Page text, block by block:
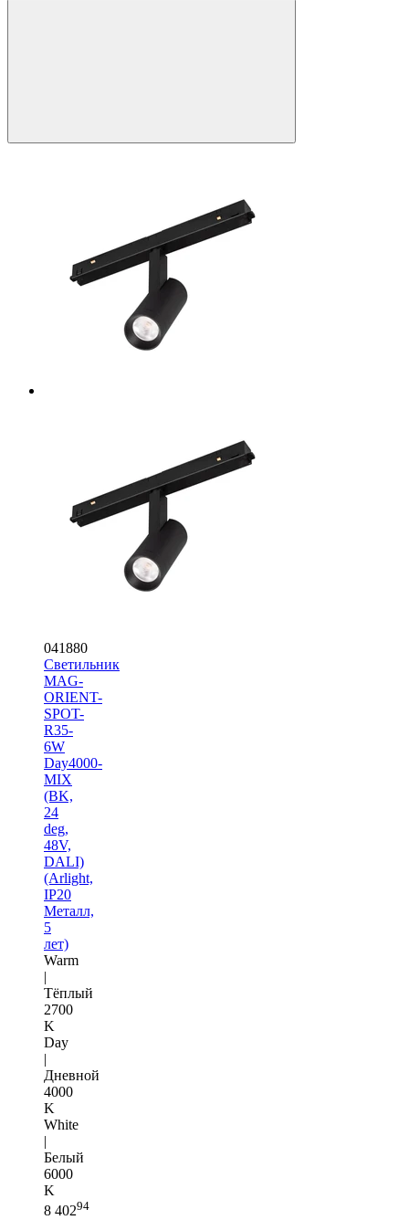
041880
Светильник
MAG-
ORIENT-
SPOT-
R35-
6W
Day4000-
MIX
(BK,
24
deg,
48V,
DALI)
(Arlight,
IP20
Металл,
5
лет)
Warm
|
Тёплый
2700
K
Day
|
Дневной
4000
K
White
|
Белый
6000
K
8 40294